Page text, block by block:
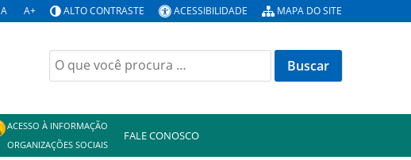
A A+ ALTO CONTRASTE ACESSIBILIDADE MAPA DO SITE
Buscar
por:
ACESSO À INFORMAÇÃO
ORGANIZAÇÕES SOCIAIS
FALE CONOSCO